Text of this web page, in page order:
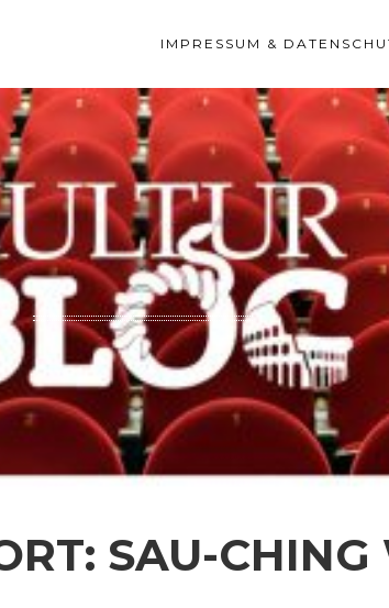
IMPRESSUM &
SAU-CHING